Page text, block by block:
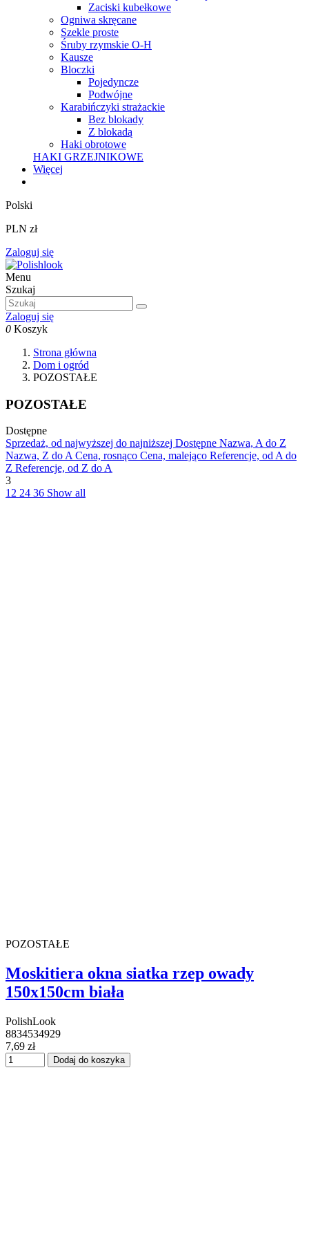
Zaciski kubełkowe
Ogniwa skręcane
Szekle proste
Śruby rzymskie O-H
Kausze
Bloczki
Pojedyncze
Podwójne
Karabińczyki strażackie
Bez blokady
Z blokadą
Haki obrotowe
HAKI GRZEJNIKOWE
Więcej
Polski
PLN zł
Zaloguj się
Menu
Szukaj
Zaloguj się
0 Koszyk
Strona główna
Dom i ogród
POZOSTAŁE
POZOSTAŁE
Dostępne
Sprzedaż, od najwyższej do najniższej Dostępne Nazwa, A do Z
Nazwa, Z do ACena, rosnąco Cena, malejąco Referencje, od A do
Z Referencje, od Z do A
3
12 24 36 Show all
POZOSTAŁE
Moskitiera okna siatka rzep owady
150x150cm biała
PolishLook
8834534929
7,69 zł
Dodaj do koszyka